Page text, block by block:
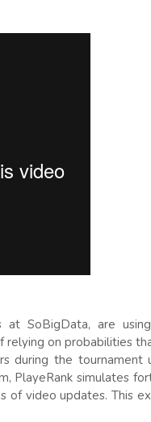
at SoBigData, are
on probabilities
during the tournament
PlayeRank simulates
of video updates. This